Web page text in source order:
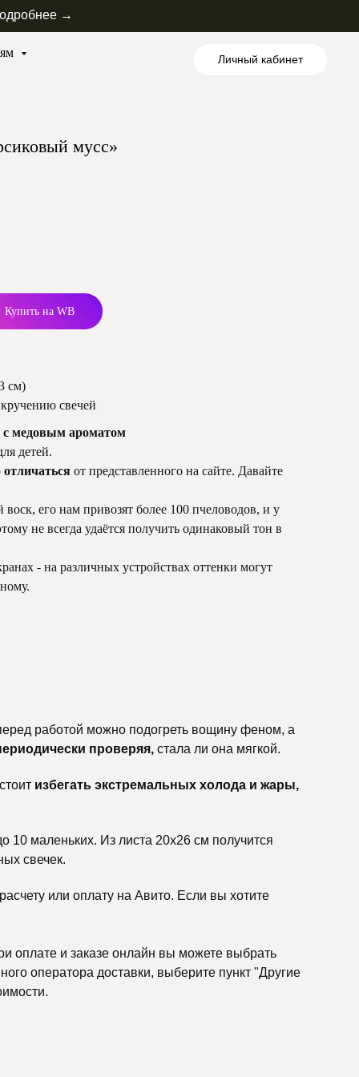
→
Личный кабинет
мусс»
Купить на WB
см)
свечей
с медовым ароматом
детей.
отличаться от представленного на сайте. Давайте
его нам привозят более 100 пчеловодов, и у
не всегда удаётся получить одинаковый тон в
- на различных устройствах оттенки могут
работой можно подогреть вощину феном, а
проверяя, стала ли она мягкой.
избегать экстремальных холода и жары,
10 маленьких. Из листа 20х26 см получится
свечек.
или оплату на Авито. Если вы хотите
оплате и заказе онлайн вы можете выбрать
оператора доставки, выберите пункт "Другие